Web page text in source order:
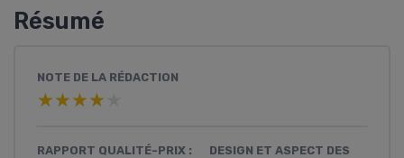
Résumé
NOTE DE LA RÉDACTION
★★★★★
★★★★★
RAPPORT QUALITÉ-PRIX :
DESIGN ET ASPECT DES